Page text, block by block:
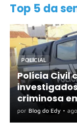
Top 5 da
POLICIAL
Polícia Civil
criminosa
por Blog do Edy •